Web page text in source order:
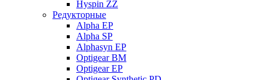
Hyspin ZZ
Редукторные
Alpha EP
Alpha SP
Alphasyn EP
Optigear BM
Optigear EP